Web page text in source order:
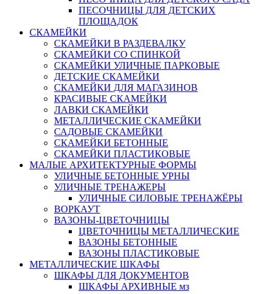
ПЕСОЧНИЦЫ ДЛЯ ДЕТСКИХ
ПЛОЩАДОК
СКАМЕЙКИ
СКАМЕЙКИ В РАЗДЕВАЛКУ
СКАМЕЙКИ СО СПИНКОЙ
СКАМЕЙКИ УЛИЧНЫЕ ПАРКОВЫЕ
ДЕТСКИЕ СКАМЕЙКИ
СКАМЕЙКИ ДЛЯ МАГАЗИНОВ
КРАСИВЫЕ СКАМЕЙКИ
ЛАВКИ СКАМЕЙКИ
МЕТАЛЛИЧЕСКИЕ СКАМЕЙКИ
САДОВЫЕ СКАМЕЙКИ
СКАМЕЙКИ БЕТОННЫЕ
СКАМЕЙКИ ПЛАСТИКОВЫЕ
МАЛЫЕ АРХИТЕКТУРНЫЕ ФОРМЫ
УЛИЧНЫЕ БЕТОННЫЕ УРНЫ
УЛИЧНЫЕ ТРЕНАЖЕРЫ
УЛИЧНЫЕ СИЛОВЫЕ ТРЕНАЖЁРЫ
ВОРКАУТ
ВАЗОНЫ-ЦВЕТОЧНИЦЫ
ЦВЕТОЧНИЦЫ МЕТАЛЛИЧЕСКИЕ
ВАЗОНЫ БЕТОННЫЕ
ВАЗОНЫ ПЛАСТИКОВЫЕ
МЕТАЛЛИЧЕСКИЕ ШКАФЫ
ШКАФЫ ДЛЯ ДОКУМЕНТОВ
ШКАФЫ АРХИВНЫЕ мз